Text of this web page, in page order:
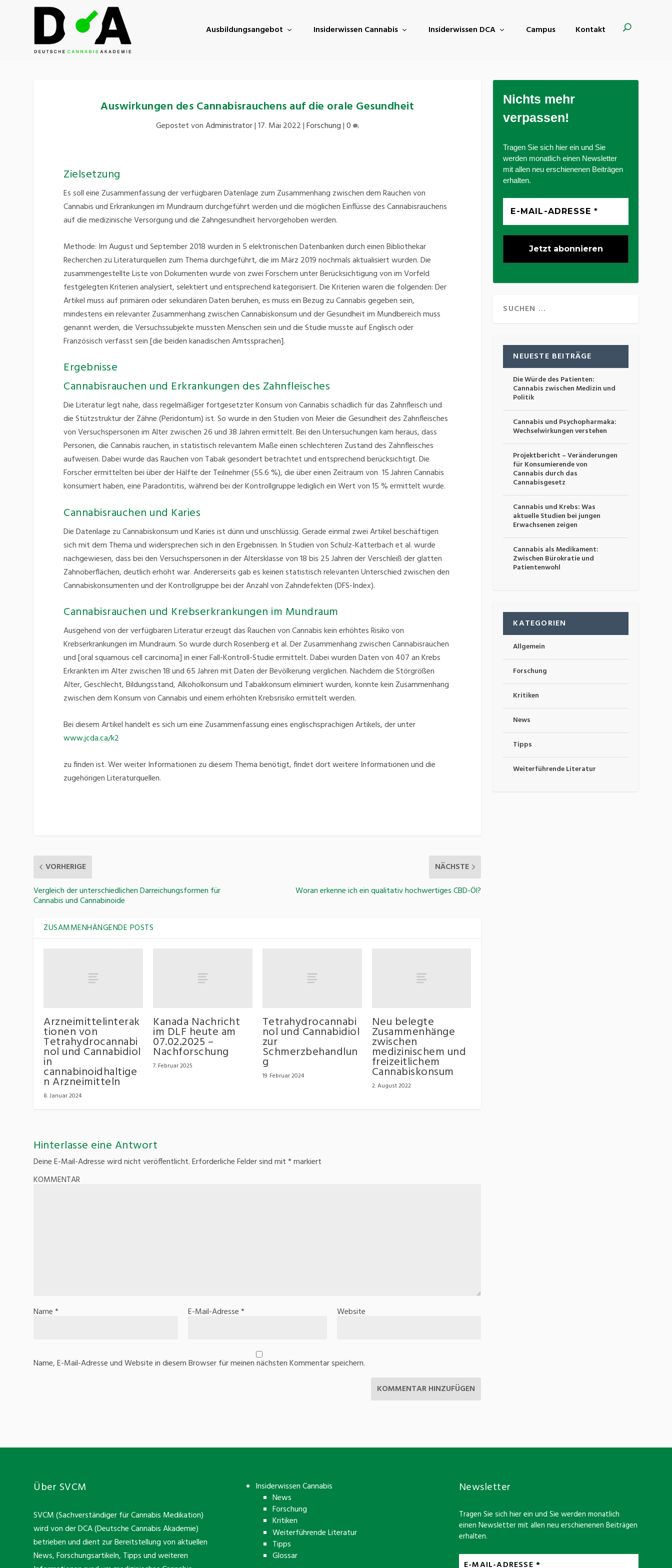
Ausbildungsangebot Insiderwissen Cannabis Insiderwissen DCA Campus Kontakt
Auswirkungen des Cannabisrauchens auf die orale Gesundheit
Gepostet vonAdministrator|17. Mai 2022|Forschung|0
Zielsetzung
Es soll eine Zusammenfassung der verfügbaren Datenlage zum Zusammenhang zwischen dem Rauchen von
Cannabis und Erkrankungen im Mundraum durchgeführt werden und die möglichen Einflüsse des Cannabisrauchens
auf die medizinische Versorgung und die Zahngesundheit hervorgehoben werden.
Methode: Im August und September 2018 wurden in 5 elektronischen Datenbanken durch einen Bibliothekar
Recherchen zu Literaturquellen zum Thema durchgeführt, die im März 2019 nochmals aktualisiert wurden. Die
zusammengestellte Liste von Dokumenten wurde von zwei Forschern unter Berücksichtigung von im Vorfeld
festgelegten Kriterien analysiert, selektiert und entsprechend kategorisiert. Die Kriterien waren die folgenden: Der
Artikel muss auf primären oder sekundären Daten beruhen, es muss ein Bezug zu Cannabis gegeben sein,
mindestens ein relevanter Zusammenhang zwischen Cannabiskonsum und der Gesundheit im Mundbereich muss
genannt werden, die Versuchssubjekte mussten Menschen sein und die Studie musste auf Englisch oder
Französisch verfasst sein [die beiden kanadischen Amtssprachen].
Ergebnisse
Cannabisrauchen und Erkrankungen des Zahnfleisches
Die Literatur legt nahe, dass regelmäßiger fortgesetzter Konsum von Cannabis schädlich für das Zahnfleisch und
die Stützstruktur der Zähne (Peridontum) ist. So wurde in den Studien von Meier die Gesundheit des Zahnfleisches
von Versuchspersonen im Alter zwischen 26 und 38 Jahren ermittelt. Bei den Untersuchungen kam heraus, dass
Personen, die Cannabis rauchen, in statistisch relevantem Maße einen schlechteren Zustand des Zahnfleisches
aufweisen. Dabei wurde das Rauchen von Tabak gesondert betrachtet und entsprechend berücksichtigt. Die
Forscher ermittelten bei über der Hälfte der Teilnehmer (55.6 %), die über einen Zeitraum von 15 Jahren Cannabis
konsumiert haben, eine Paradontitis, während bei der Kontrollgruppe lediglich ein Wert von 15 % ermittelt wurde.
Cannabisrauchen und Karies
Die Datenlage zu Cannabiskonsum und Karies ist dünn und unschlüssig. Gerade einmal zwei Artikel beschäftigen
sich mit dem Thema und widersprechen sich in den Ergebnissen. In Studien von Schulz-Katterbach et al. wurde
nachgewiesen, dass bei den Versuchspersonen in der Altersklasse von 18 bis 25 Jahren der Verschleiß der glatten
Zahnoberflächen, deutlich erhöht war. Andererseits gab es keinen statistisch relevanten Unterschied zwischen den
Cannabiskonsumenten und der Kontrollgruppe bei der Anzahl von Zahndefekten (DFS-Index).
Cannabisrauchen und Krebserkrankungen im Mundraum
Ausgehend von der verfügbaren Literatur erzeugt das Rauchen von Cannabis kein erhöhtes Risiko von
Krebserkrankungen im Mundraum. So wurde durch Rosenberg et al. Der Zusammenhang zwischen Cannabisrauchen
und [oral squamous cell carcinoma] in einer Fall-Kontroll-Studie ermittelt. Dabei wurden Daten von 407 an Krebs
Erkrankten im Alter zwischen 18 und 65 Jahren mit Daten der Bevölkerung verglichen. Nachdem die Störgrößen
Alter, Geschlecht, Bildungsstand, Alkoholkonsum und Tabakkonsum eliminiert wurden, konnte kein Zusammenhang
zwischen dem Konsum von Cannabis und einem erhöhten Krebsrisiko ermittelt werden.
Bei diesem Artikel handelt es sich um eine Zusammenfassung eines englischsprachigen Artikels, der unter
www.jcda.ca/k2
zu finden ist. Wer weiter Informationen zu diesem Thema benötigt, findet dort weitere Informationen und die
zugehörigen Literaturquellen.
VORHERIGE
Vergleich der unterschiedlichen Darreichungsformen für
Cannabis und Cannabinoide
NÄCHSTE
Woran erkenne ich ein qualitativ hochwertiges CBD-Öl?
ZUSAMMENHÄNGENDE POSTS
Arzneimittelinterak
tionen von
Tetrahydrocannabi
nol und Cannabidiol
in
cannabinoidhaltige
n Arzneimitteln
8. Januar 2024
Kanada Nachricht
im DLF heute am
07.02.2025 –
Nachforschung
7. Februar 2025
Tetrahydrocannabi
nol und Cannabidiol
zur
Schmerzbehandlun
g
19. Februar 2024
Neu belegte
Zusammenhänge
zwischen
medizinischem und
freizeitlichem
Cannabiskonsum
2. August 2022
Hinterlasse eine Antwort
Deine E-Mail-Adresse wird nicht veröffentlicht. Erforderliche Felder sind mit*markiert
KOMMENTAR
Name* E-Mail-Adresse* Website
Name, E-Mail-Adresse und Website in diesem Browser für meinen nächsten Kommentar speichern.
Nichts mehr
verpassen!
Tragen Sie sich hier ein und Sie
werden monatlich einen Newsletter
mit allen neu erschienenen Beiträgen
erhalten.
NEUESTE BEITRÄGE
Die Würde des Patienten:
Cannabis zwischen Medizin und
Politik
Cannabis und Psychopharmaka:
Wechselwirkungen verstehen
Projektbericht – Veränderungen
für Konsumierende von
Cannabis durch das
Cannabisgesetz
Cannabis und Krebs: Was
aktuelle Studien bei jungen
Erwachsenen zeigen
Cannabis als Medikament:
Zwischen Bürokratie und
Patientenwohl
KATEGORIEN
Allgemein
Forschung
Kritiken
News
Tipps
Weiterführende Literatur
Über SVCM
SVCM (Sachverständiger für Cannabis Medikation)
wird von der DCA (Deutsche Cannabis Akademie)
betrieben und dient zur Bereitstellung von aktuellen
News, Forschungsartikeln, Tipps und weiteren
Insiderwissen Cannabis
News
Forschung
Kritiken
Weiterführende Literatur
Tipps
Glossar
Newsletter
Tragen Sie sich hier ein und Sie werden monatlich
einen Newsletter mit allen neu erschienenen Beiträgen
erhalten.